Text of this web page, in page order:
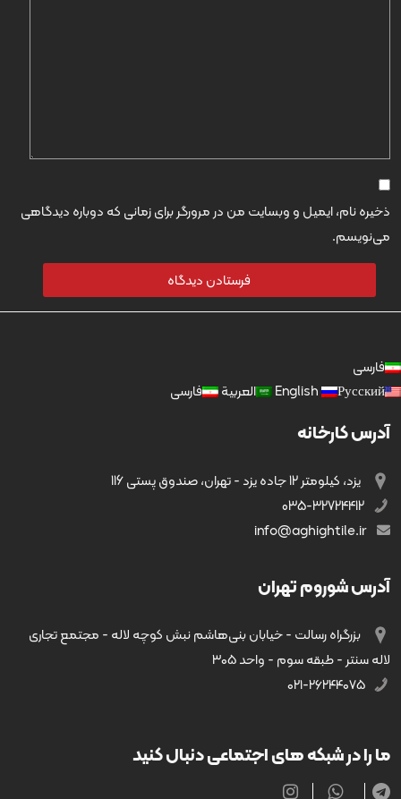
ذخیره نام، ایمیل و وبسایت من در مرورگر برای زمانی که دوباره دیدگاهی
می‌نویسم.
فارسی
English
Русский العربية فارسی
آدرس کارخانه
یزد، کیلومتر 12 جاده یزد - تهران، صندوق پستی 116
آدرس شوروم تهران
بزرگراه رسالت - خیابان بنی‌هاشم نبش کوچه لاله - مجتمع تجاری
لاله سنتر - طبقه سوم - واحد ۳۰۵
۰۲۱-۲۶۲۴۴۰۷۵
ما را در شبکه های اجتماعی دنبال کنید